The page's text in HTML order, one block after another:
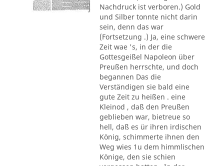
Nachdruck ist verboren.) Gold
und Silber tonnte nicht darin
sein, denn das war
(Fortsetzung .) Ja, eine schwere
Zeit wae 's, in der die
Gottesgeißel Napoleon über
Preußen herrschte, und doch
begannen Das die
Verständigen sie bald eine
gute Zeit zu heißen . eine
Kleinod , daß den Preußen
geblieben war, bietreue so
hell, daß es ür ihren irdischen
König, schimmerte ihnen den
Weg wies 1u dem himmlischen
Könige, den sie schien